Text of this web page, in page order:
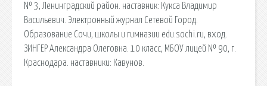
№ 3, Ленинградский район. наставник: Кукса Владимир
Васильевич. Электронный журнал Сетевой Город.
Образование Сочи, школы и гимназии edu.sochi.ru, вход.
ЗИНГЕР Александра Олеговна. 10 класс, МБОУ лицей № 90, г.
Краснодара. наставники: Кавунов.